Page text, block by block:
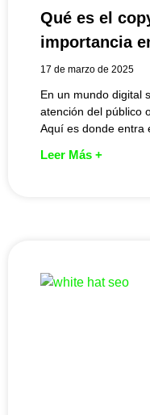
Qué es el
importancia
17 de marzo de 2025
En un mundo digital
atención del público
Aquí es donde entra
Leer Más +